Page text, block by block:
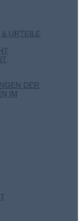
URTEILE
DER
IM